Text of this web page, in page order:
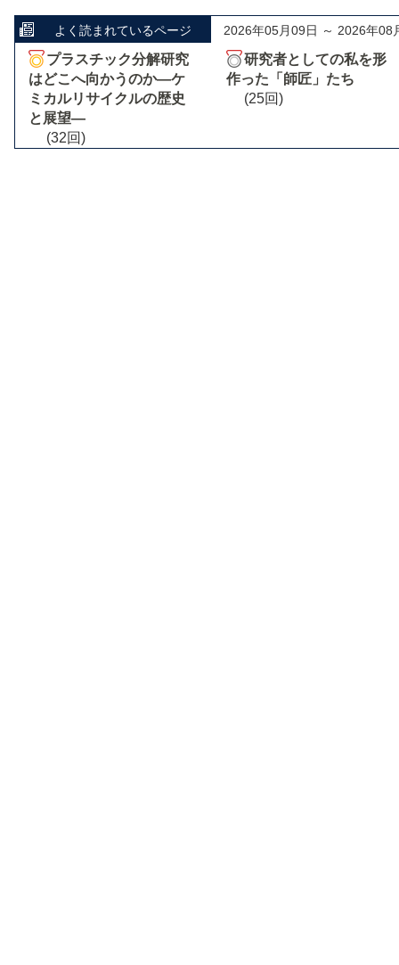
よく読まれているページ 2026年05月09日 ～ 2026年08
プラスチック分解研究
はどこへ向かうのか―ケ
ミカルリサイクルの歴史
と展望―
(32回)
研究者としての私を形
作った「師匠」たち
(25回)